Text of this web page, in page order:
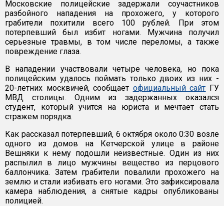
Московские полицейские задержали соучастников
разбойного нападения на прохожего, у которого
грабители похитили всего 100 рублей. При этом
потерпевший был избит ногами. Мужчина получил
серьезные травмы, в том числе переломы, а также
повреждение глаза.
В нападении участвовали четыре человека, но пока
полицейским удалось поймать только двоих из них -
20-летних москвичей, сообщает официальный сайт ГУ
МВД столицы. Одним из задержанных оказался
студент, который учится на юриста и мечтает стать
стражем порядка.
Как рассказал потерпевший, 6 октября около 0:30 возле
одного из домов на Кетчерской улице в районе
Вешняки к нему подошли неизвестные. Один из них
распылил в лицо мужчины вещество из перцового
баллончика. Затем грабители повалили прохожего на
землю и стали избивать его ногами. Это зафиксировала
камера наблюдения, а снятые кадры опубликованы
полицией.